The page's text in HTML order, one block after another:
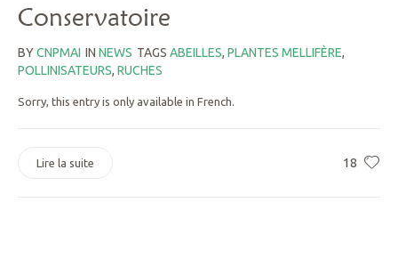
Conservatoire
BYCNPMAI IN NEWS TAGS ABEILLES, PLANTES MELLIFÈRE,
POLLINISATEURS, RUCHES
Sorry, this entry is only available in French.
18
Lire la suite